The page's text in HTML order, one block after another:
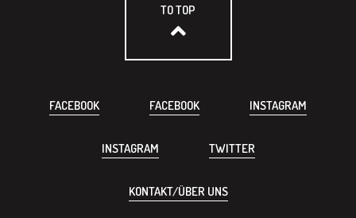
TO TOP
FACEBOOK FACEBOOK INSTAGRAM
INSTAGRAM TWITTER
KONTAKT/ÜBER UNS